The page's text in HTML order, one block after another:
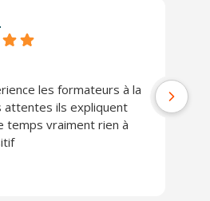
les formateurs à la
attentes ils expliquent
temps vraiment rien à